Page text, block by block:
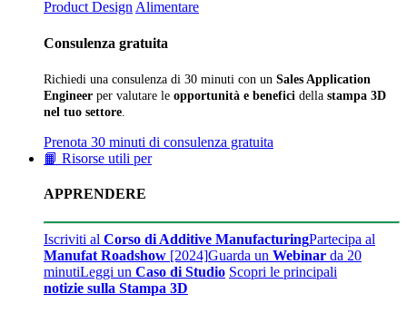
Product Design Alimentare
Consulenza gratuita
Richiedi una consulenza di 30 minuti con un Sales Application
Engineer per valutare le opportunità e benefici della stampa 3D
nel tuo settore
Prenota 30 minuti di consulenza gratuita
📙 Risorse utili per
APPRENDERE
Iscriviti al Corso di Additive ManufacturingPartecipa al
Manufat Roadshow [2024]Guarda un Webinar da 20
minutiLeggi un Caso di Studio Scopri le principali
notizie sulla Stampa 3D